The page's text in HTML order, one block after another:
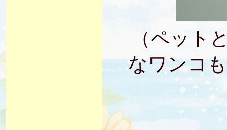
（ペット
なワンコ